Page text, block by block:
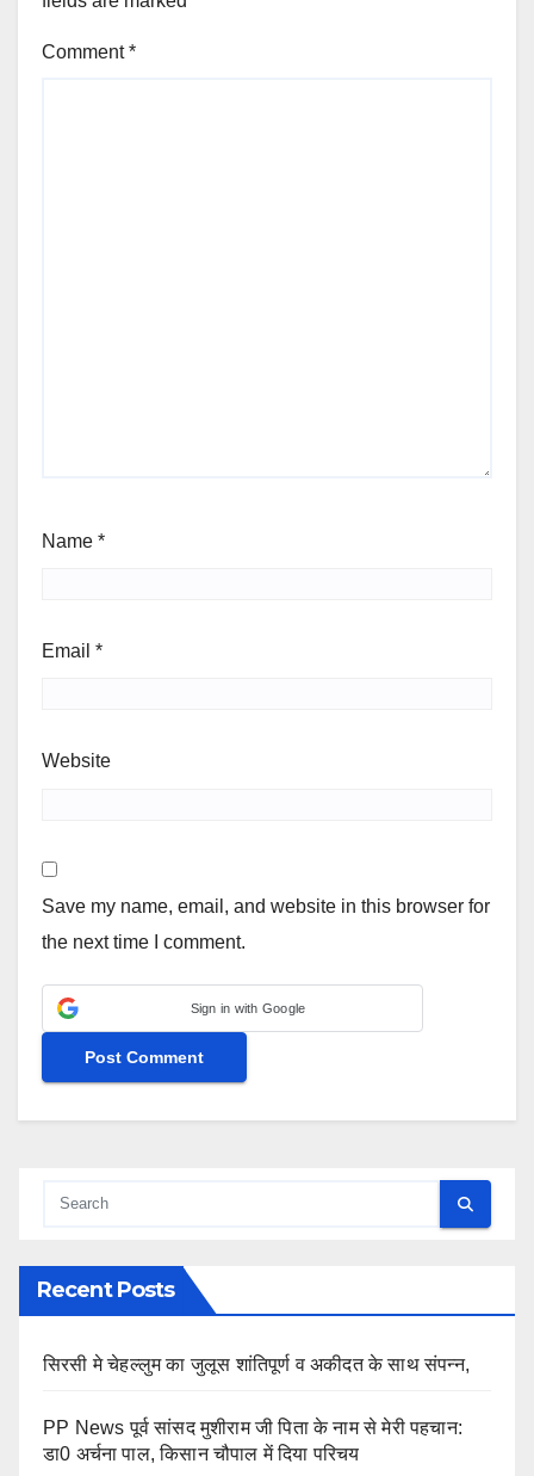
Comment*
Name *
Email *
Website
Save my name, email, and website in this browser for
the next time I comment.
Sign in with Google
Recent Posts
सिरसी मे चेहल्लुम का जुलूस शांतिपूर्ण व अकीदत के साथ संपन्न,
PP News पूर्व सांसद मुशीराम जी पिता के नाम से मेरी पहचान:
डा0 अर्चना पाल, किसान चौपाल में दिया परिचय